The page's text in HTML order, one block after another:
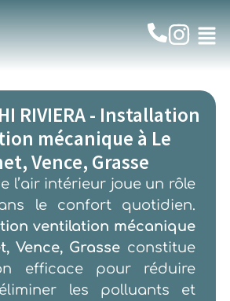
RIVIERA - Installation
mécanique à Le
Vence, Grasse
l’air intérieur joue un rôle
le confort quotidien.
ventilation mécanique
Vence, Grasse constitue
efficace pour réduire
éliminer les polluants et